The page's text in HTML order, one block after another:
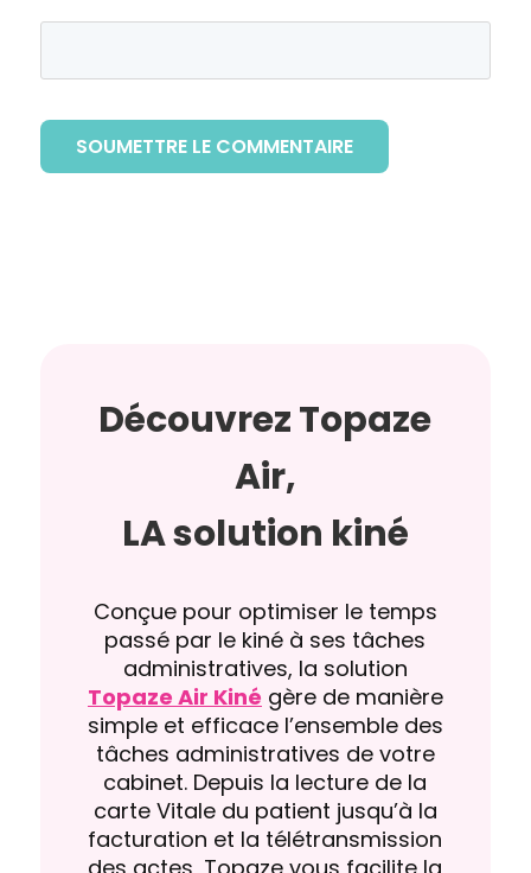
SOUMETTRE LE COMMENTAIRE
Découvrez Topaze
Air,
LA solution kiné
Conçue pour optimiser le temps
passé par le kiné à ses tâches
administratives, la solution
Topaze Air Kiné gère de manière
simple et efficace l’ensemble des
tâches administratives de votre
cabinet. Depuis la lecture de la
carte Vitale du patient jusqu’à la
facturation et la télétransmission